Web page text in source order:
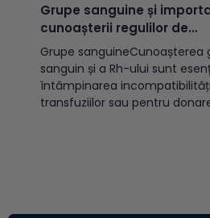
Grupe sanguine și
cunoașterii regulilor de
incompatibilitate
Grupe sanguineCunoașterea
sanguin și a Rh-ului sunt
întâmpinarea
transfuziilor sau pentru